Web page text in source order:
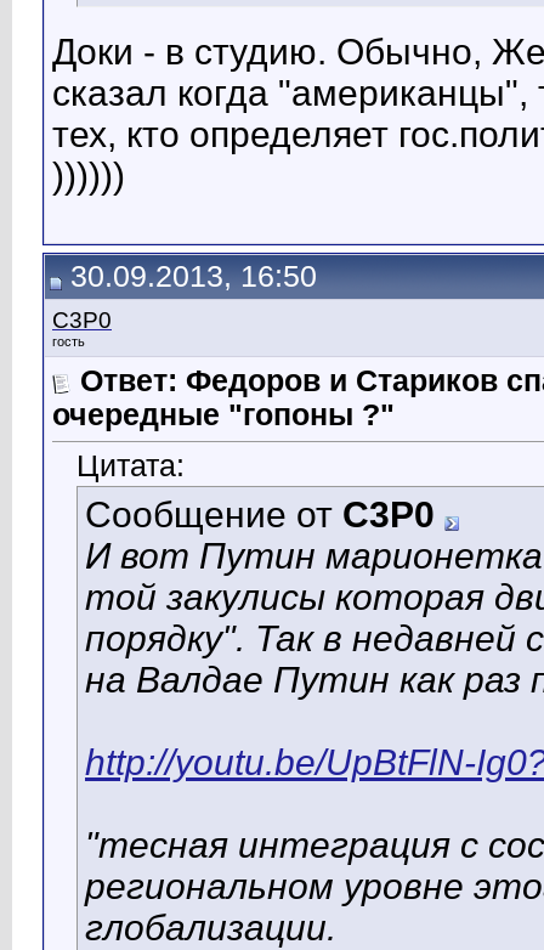
Доки - в студию. Обычно,
сказал когда "американцы",
тех, кто определяет
))))))
30.09.2013, 16:50
C3P0
гость
Ответ: Федоров и Стариков
очередные "гопоны ?"
Цитата:
Сообщение от C3P0
И вот Путин марионетка
той закулисы которая
порядку". Так в недавней
на Валдае Путин как раз
http://youtu.be/UpBtFlN-
"тесная интеграция с
региональном уровне
глобализации.